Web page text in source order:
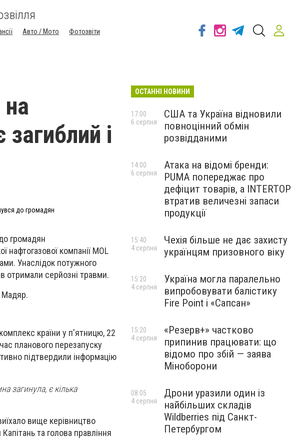
Авто / Мото
Фотозвіти
і
до громадян
громадян
нафтогазової компанії MOL
Унаслідок потужного
отримали серйозні травми.
Мадяр.
країни у п'ятницю, 22
планового перезапуску
підтвердили інформацію
загинула, є кілька
вище керівництво
та голова правління
ОСТАННІ НОВИНИ
США та Україна відновили
повноцінний обмін
розвідданими
17:00
6 серпня
Атака на відомі бренди:
PUMA попереджає про
дефіцит товарів, а INTERTOP
втратив величезні запаси
продукції
14:00
6 серпня
Чехія більше не дає захисту
українцям призовного віку
15:40
4 серпня
Україна могла паралельно
випробовувати балістику
Fire Point і «Сапсан»
15:20
4 серпня
«Резерв+» частково
припинив працювати: що
відомо про збій — заява
Міноборони
15:20
4 серпня
Дрони уразили один із
найбільших складів
Wildberries під Санкт-
Петербургом
08:05
4 серпня